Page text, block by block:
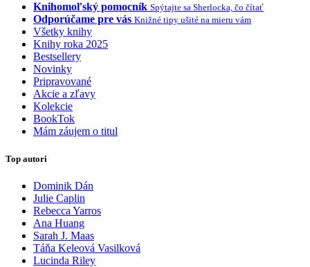
Knihomoľský pomocník Spýtajte sa Sherlocka, čo čítať
Odporúčame pre vás Knižné tipy ušité na mieru vám
Všetky knihy
Knihy roka 2025
Bestsellery
Novinky
Pripravované
Akcie a zľavy
Kolekcie
BookTok
Mám záujem o titul
Top autori
Dominik Dán
Julie Caplin
Rebecca Yarros
Ana Huang
Sarah J. Maas
Táňa Keleová Vasilková
Lucinda Riley